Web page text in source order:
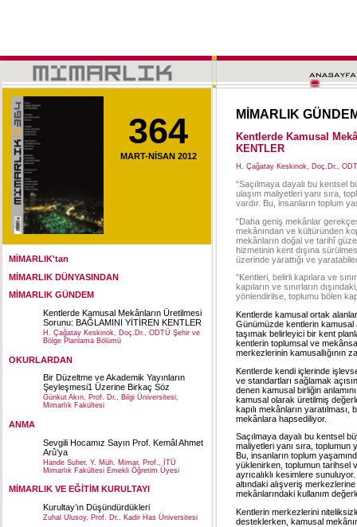
364
MART-NİSAN 2012
MİMARLIK'tan
MİMARLIK DÜNYASINDAN
MİMARLIK GÜNDEM
Kentlerde Kamusal Mekânların Üretilmesi
Sorunu: BAĞLAMINI YİTİREN KENTLER
H. Çağatay Keskinok, Doç.Dr., ODTÜ Şehir ve
Bölge Planlama Bölümü
OKURLARDAN
Bir Düzeltme ve Akademik Yayınların
Şeyleşmesi1 Üzerine Birkaç Söz
Günkut Akın, Prof. Dr., Bilgi Üniversitesi,
Mimarlık Fakültesi
ANMA
Sevgili Hocamız Sayın Prof. Kemâl Ahmet
Arû’ya
Hande Suher, Y. Müh. Mimar, Prof., İTÜ
Mimarlık Fakültesi Emekli Öğretim Üyesi
MİMARLIK VE EĞİTİM KURULTAYI
Kurultay’ın Düşündürdükleri
Zuhal Ulusoy, Prof. Dr., Kadir Has Üniversitesi
MİMARLIK
Kentlerde Kamusal
KENTLER
H. Çağatay Keskinok, Doç.Dr.,
“Saçılmaya dayalı bu kentsel
ulaşım maliyetleri yanı sıra,
vardır. Bu, insanların toplum
“Daha geniş mekânlar
mekânından ve kültüründen
mekânların doğal ve tarihî
hizmetinin kent dışına
üzerinde yarattığı ve
“Kentleri, belirli kapılara ve
kapıların ve sınırların
yönlendirilse, toplumu bölen
Kentlerde kamusal ortak
Günümüzde kentlerin kamusal
taşımak belirleyici bir kent
kentlerin toplumsal ve
merkezlerinin kamusallığının
Kentlerde kendi içlerinde
ve standartları sağlamak
denen kamusal birliğin
kamusal olarak üretilmiş
kapılı mekânların
mekânlara hapsediliyor.
Saçılmaya dayalı bu kentsel
maliyetleri yanı sıra, toplumun
Bu, insanların toplum
yüklenirken, toplumun tarihsel
ayrıcalıklı kesimlere
altındaki alışveriş
mekânlarındaki kullanım
Kentlerin merkezlerini
desteklerken, kamusal